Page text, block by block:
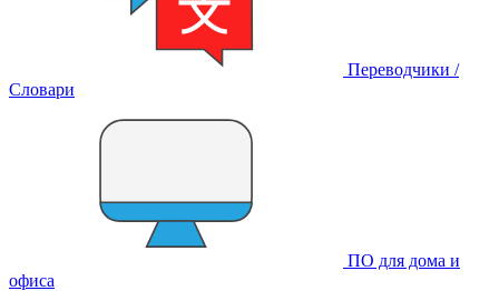
Переводчики /
Словари
ПО для дома и
офиса